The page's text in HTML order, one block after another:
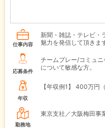
仕事内容
新聞・雑誌・テレビ
魅力を発信して頂きま
応募条件
チームプレー/コミュ
について敏感な方。
年収
【年収例1】 400万円
勤務地
東京支社／大阪梅田事